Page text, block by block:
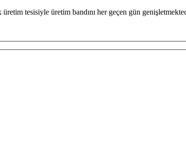
tesisiyle üretim bandını her geçen gün